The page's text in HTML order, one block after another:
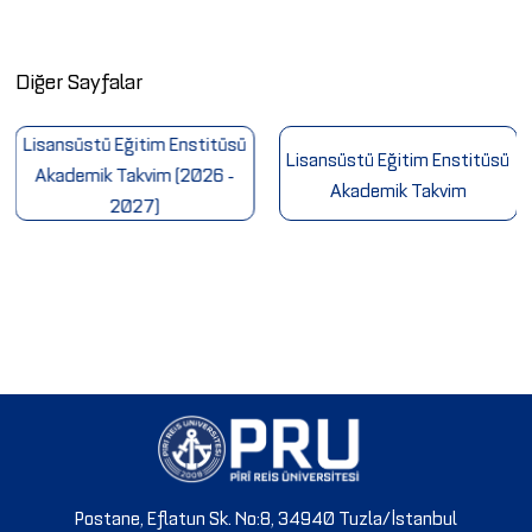
Diğer Sayfalar
Lisansüstü Eğitim Enstitüsü
Akademik Takvim (2026 -
2027)
Lisansüstü Eğitim Enstitüsü
Akademik Takvim
Postane, Eflatun Sk. No:8, 34940 Tuzla/İstanbul